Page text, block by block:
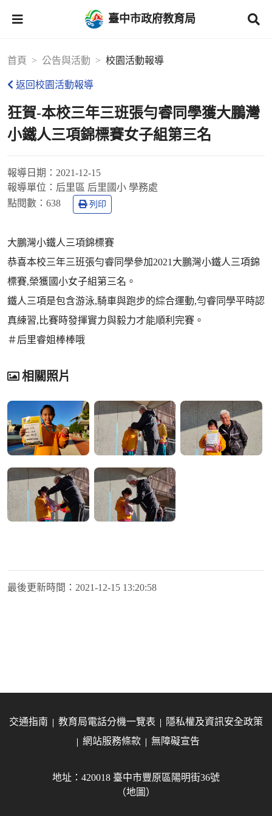
臺中市政府教育局
首頁 公告與活動 校園活動報導
返回校園活動報導
狂賀-本校三年三班張勻睿同學獲大鵬灣
小鐵人三項錦標賽女子組第三名
報導日期： 2021-12-15
報導單位： 后里區 后里國小 學務處
點閱數： 638 列印
大鵬灣小鐵人三項錦標賽
恭喜本校三年三班張勻睿同學參加2021大鵬灣小鐵人三項錦
標賽,榮獲國小女子組第三名。
鐵人三項是包含游泳,騎車與跑步的綜合運動,勻睿同學平時認
真練習,比賽時發揮實力與毅力才能順利完賽。
＃后里睿姐棒棒哦
相關照片
最後更新時間： 2021-12-15 13:20:58
交通指南 教育局電話分機一覽表
隱私權及資訊安全政策
網站服務條款
無障礙宣告
地址：420018 臺中市豐原區陽明街36號
（地圖）